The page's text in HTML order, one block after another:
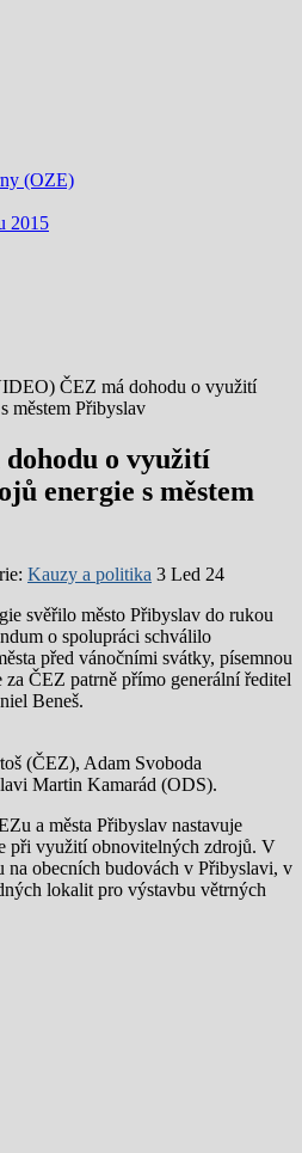
(OZE)
2015
ČEZ má dohodu o využití
městem Přibyslav
o využití
energie s městem
Kauzy a politika 3 Led 24
svěřilo město Přibyslav do rukou
o spolupráci schválilo
před vánočními svátky, písemnou
ČEZ patrně přímo generální ředitel
Beneš.
(ČEZ), Adam Svoboda
Martin Kamarád (ODS).
a města Přibyslav nastavuje
při využití obnovitelných zdrojů. V
obecních budovách v Přibyslavi, v
lokalit pro výstavbu větrných